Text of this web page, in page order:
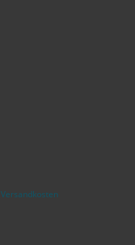
Versandkosten